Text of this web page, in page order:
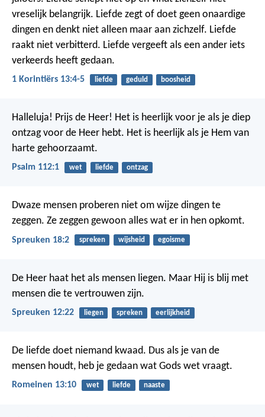
vreselijk belangrijk. Liefde zegt of doet geen onaardige
dingen en denkt niet alleen maar aan zichzelf. Liefde
raakt niet verbitterd. Liefde vergeeft als een ander iets
verkeerds heeft gedaan.
1 Korintiërs 13:4-5 liefde geduld boosheid
Halleluja! Prijs de Heer! Het is heerlijk voor je als je diep
ontzag voor de Heer hebt. Het is heerlijk als je Hem van
harte gehoorzaamt.
Psalm 112:1 wet liefde ontzag
Dwaze mensen proberen niet om wijze dingen te
zeggen. Ze zeggen gewoon alles wat er in hen opkomt.
Spreuken 18:2 spreken wijsheid egoisme
De Heer haat het als mensen liegen. Maar Hij is blij met
mensen die te vertrouwen zijn.
Spreuken 12:22 liegen spreken eerlijkheid
De liefde doet niemand kwaad. Dus als je van de
mensen houdt, heb je gedaan wat Gods wet vraagt.
Romeinen 13:10 wet liefde naaste